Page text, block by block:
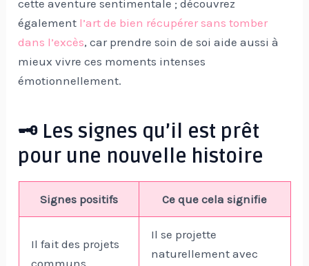
cette aventure sentimentale ; découvrez
également l’art de bien récupérer sans tomber
dans l’excès, car prendre soin de soi aide aussi à
mieux vivre ces moments intenses
émotionnellement.
🗝️ Les signes qu’il est prêt
pour une nouvelle histoire
Signes positifs Ce que cela signifie
Il fait des projets
Il se projette
naturellement avec